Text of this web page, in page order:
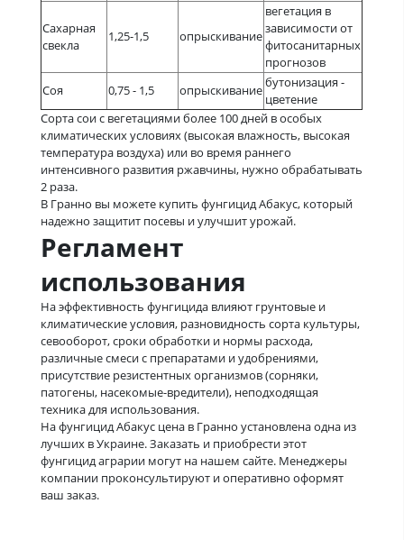
Сахарная
свекла
1,25-1,5 опрыскивание
вегетация в
зависимости от
фитосанитарных
прогнозов
Соя
0,75 - 1,5 опрыскиваниебутонизация -
цветение
Сорта сои с вегетациями более 100 дней в особых
климатических условиях (высокая влажность, высокая
температура воздуха) или во время раннего
интенсивного развития ржавчины, нужно обрабатывать
2 раза.
В Гранно вы можете купить фунгицид Абакус, который
надежно защитит посевы и улучшит урожай.
Регламент
использования
На эффективность фунгицида влияют грунтовые и
климатические условия, разновидность сорта культуры,
севооборот, сроки обработки и нормы расхода,
различные смеси с препаратами и удобрениями,
присутствие резистентных организмов (сорняки,
патогены, насекомые-вредители), неподходящая
техника для использования.
На фунгицид Абакус цена в Гранно установлена одна из
лучших в Украине. Заказать и приобрести этот
фунгицид аграрии могут на нашем сайте. Менеджеры
компании проконсультируют и оперативно оформят
ваш заказ.